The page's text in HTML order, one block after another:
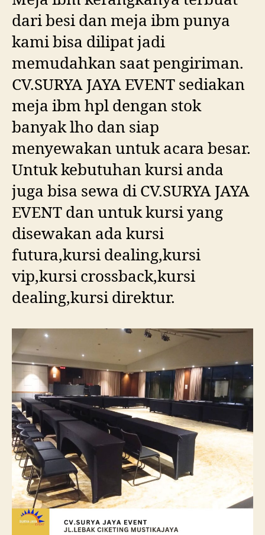
dari besi dan meja ibm punya
kami bisa dilipat jadi
memudahkan saat pengiriman.
CV.SURYA JAYA EVENT sediakan
meja ibm hpl dengan stok
banyak lho dan siap
menyewakan untuk acara besar.
Untuk kebutuhan kursi anda
juga bisa sewa di CV.SURYA JAYA
EVENT dan untuk kursi yang
disewakan ada kursi
futura,kursi dealing,kursi
vip,kursi crossback,kursi
dealing,kursi direktur.